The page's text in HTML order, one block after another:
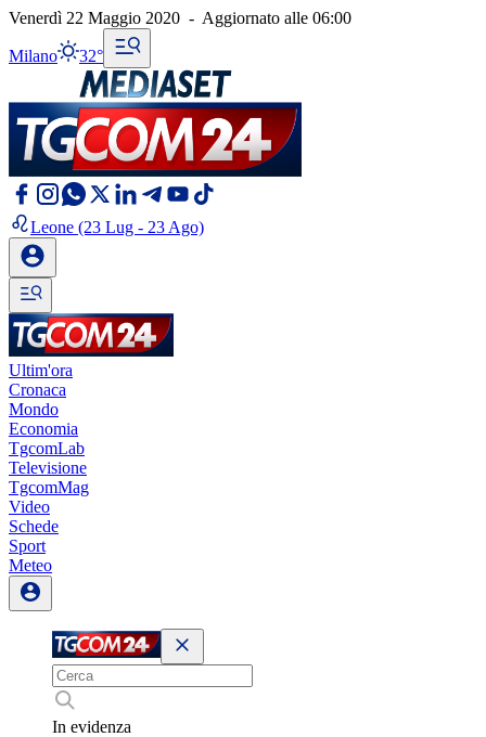
Venerdì 22 Maggio 2020 - Aggiornato alle 06:00
Milano 32°
Leone (23 Lug - 23 Ago)
Ultim'ora
Cronaca
Mondo
Economia
TgcomLab
Televisione
TgcomMag
Video
Schede
Sport
Meteo
In evidenza